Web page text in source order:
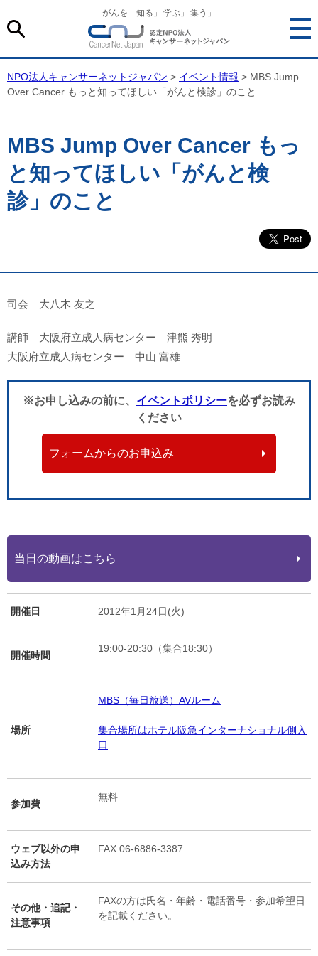
がんを「知る 「学ぶ 「集う」
NPO法人キャンサーネットジャパン > イベント情報 > MBS Jump
Over Cancer もっと知ってほしい「がんと検診」のこと
MBS Jump Over Cancer もっ
と知ってほしい「がんと検
診」のこと
司会 大八木 友之
講師 大阪府立成人病センター 津熊 秀明
大阪府立成人病センター 中山 富雄
※お申し込みの前に、 イベントポリシーを必ずお読み
ください
フォームからのお申込み
当日の動画はこちら
開催日 2012年1月24日(火)
開催時間
19:00-20:30（集合18:30）
場所
MBS（毎日放送）AVルーム
集合場所はホテル阪急インターナショナル側入
口
参加費
無料
ウェブ以外の申
込み方法
FAX 06-6886-3387
その他・追記・
注意事項
FAXの方は氏名・年齢・電話番号・参加希望日
を記載ください。